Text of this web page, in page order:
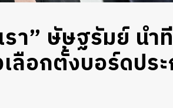
า” ษัษฐรัมย์ นำ
ลือกตั้งบอร์ดปร